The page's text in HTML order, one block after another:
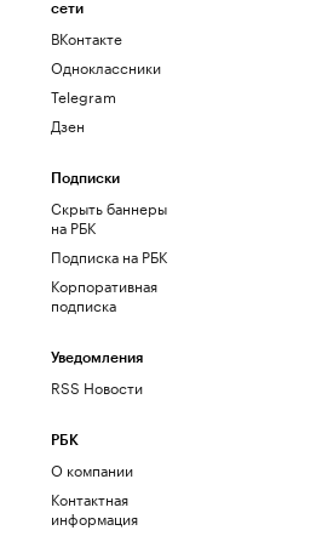
сети
ВКонтакте
Одноклассники
Telegram
Дзен
Подписки
Скрыть баннеры
на РБК
Подписка на РБК
Корпоративная
подписка
Уведомления
RSS Новости
РБК
О компании
Контактная
информация